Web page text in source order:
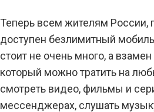
Теперь всем жителям России,
доступен безлимитный
стоит не очень много, а
который можно тратить на
смотреть видео, фильмы и
мессенджерах, слушать